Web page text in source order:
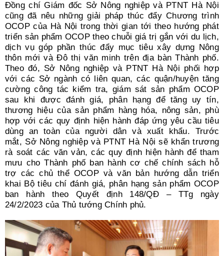
Đồng chí Giám đốc Sở Nông nghiệp và PTNT Hà Nội
cũng đã nêu những giải pháp thúc đẩy Chương trình
OCOP của Hà Nội trong thời gian tới theo hướng phát
triển sản phẩm OCOP theo chuỗi giá trị gắn với du lịch,
dịch vụ góp phần thúc đẩy mục tiêu xây dựng Nông
thôn mới và Đô thị văn minh trên địa bàn Thành phố.
Theo đó, Sở Nông nghiệp và PTNT Hà Nội phối hợp
với các Sở ngành có liên quan, các quận/huyện tăng
cường công tác kiểm tra, giám sát sản phẩm OCOP
sau khi được đánh giá, phân hạng để tăng uy tín,
thương hiệu của sản phẩm hàng hóa, nông sản, phù
hợp với các quy định hiện hành đáp ứng yêu cầu tiêu
dùng an toàn của người dân và xuất khẩu. Trước
mắt, Sở Nông nghiệp và PTNT Hà Nội sẽ khẩn trương
rà soát các văn vản, các quy định hiện hành để tham
mưu cho Thành phố ban hành cơ chế chính sách hỗ
trợ các chủ thể OCOP và văn bản hướng dẫn triển
khai Bộ tiêu chí đánh giá, phân hạng sản phẩm OCOP
ban hành theo Quyết định 148/QĐ – TTg ngày
24/2/2023 của Thủ tướng Chính phủ.